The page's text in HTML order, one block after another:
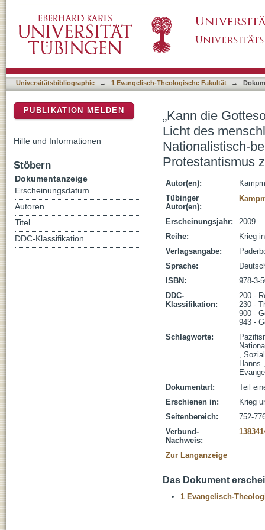
Bewusstseins treten als hier im Kriege?“ :
im deutschen Protestantismus zwischen
Universitätsbibliographie → 1 Evangelisch-Theologische Fakultät →
„Kann die
Licht des
Nationalistisch-
Protestantismus
Autor(en):
Tübinger
Autor(en):
Erscheinungsjahr:
2009
Reihe:
Krieg
Verlagsangabe:
Sprache:
ISBN:
978-3-
DDC-
Klassifikation:
200 -
230 -
900 -
943 -
Schlagworte:
,
Hanns
Dokumentart:
Teil
Erschienen in:
Krieg
Seitenbereich:
752-
Verbund-
Nachweis:
Zur Langanzeige
Das Dokument
1 Evangelisch-
PUBLIKATION MELDEN
Hilfe und Informationen
Stöbern
Dokumentanzeige
Erscheinungsdatum
Autoren
Titel
DDC-Klassifikation